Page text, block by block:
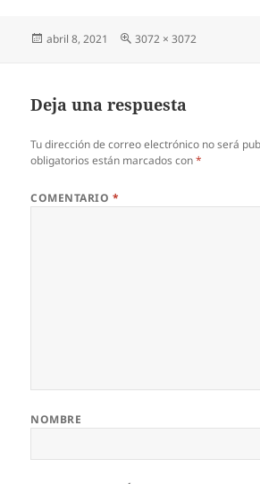
Publicado
abril 8, 2021
Tamaño
3072 × 3072
Deja una respuesta
Tu dirección de correo electrónico no será
obligatorios están marcados con*
COMENTARIO *
NOMBRE